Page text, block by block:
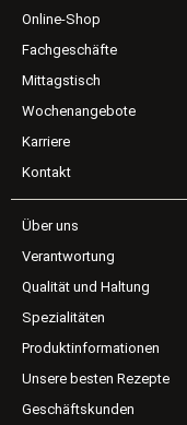
Online-Shop
Fachgeschäfte
Mittagstisch
Wochenangebote
Karriere
Kontakt
Über uns
Verantwortung
Qualität und Haltung
Spezialitäten
Produktinformationen
Unsere besten Rezepte
Geschäftskunden